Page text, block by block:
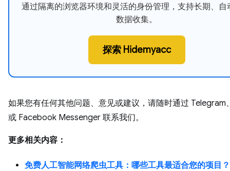
通过隔离的浏览器环境和灵活的身份管理，支持长期、自
数据收集。
探索 Hidemyacc
如果您有任何其他问题、意见或建议，请随时通过 Telegram
或 Facebook Messenger 联系我们。
更多相关内容：
免费人工智能网络爬虫工具：哪些工具最适合您的项目？